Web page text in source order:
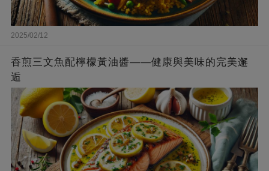
2025/02/12
香煎三文魚配檸檬黃油醬——健康與美味的完美邂
逅